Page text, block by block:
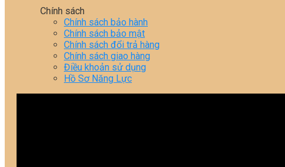
Chính sách
Chính sách bảo hành
Chính sách bảo mật
Chính sách đổi trả hàng
Chính sách giao hàng
Điều khoản sử dụng
Hồ Sơ Năng Lực